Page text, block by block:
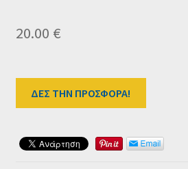
20.00 €
ΔΕΣ ΤΗΝ ΠΡΟΣΦΟΡΑ!